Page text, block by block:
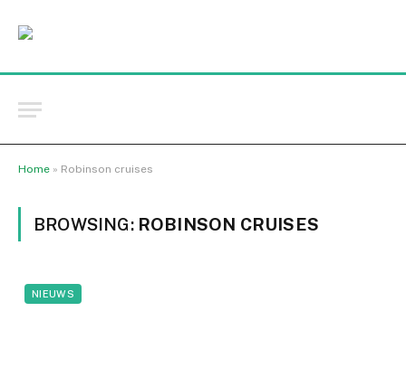
Home » Robinson cruises
BROWSING: ROBINSON CRUISES
NIEUWS